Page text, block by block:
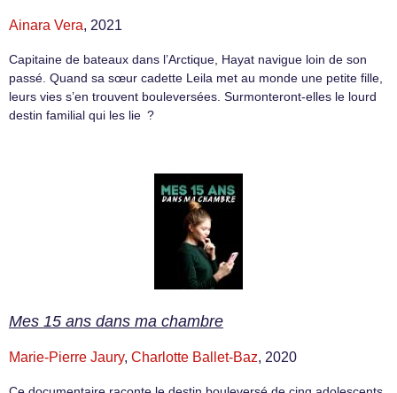
Ainara Vera, 2021
Capitaine de bateaux dans l’Arctique, Hayat navigue loin de son
passé. Quand sa sœur cadette Leila met au monde une petite fille,
leurs vies s’en trouvent bouleversées. Surmonteront-elles le lourd
destin familial qui les lie ?
Mes 15 ans dans ma chambre
Marie-Pierre Jaury, Charlotte Ballet-Baz, 2020